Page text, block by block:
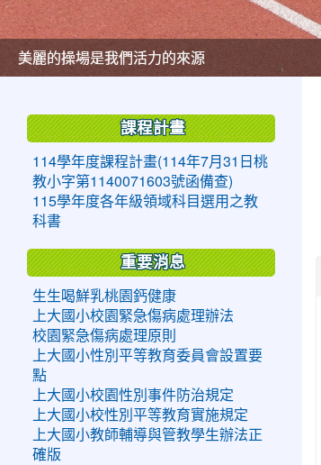
美麗的操場是我們活力的來源
美麗的操場是我們活力的來源
煥然一新的小司令台
煥然一新的小司令台
富含桃園埤塘田園風光意象的中廊
富含桃園埤塘田園風光意象的中廊
嶄新的中庭廣場
嶄新的中庭廣場
水生池生生不息
水生池生生不息
課程計畫
114學年度課程計畫(114年7月31日桃
教小字第1140071603號函備查)
115學年度各年級領域科目選用之教
科書
重要消息
生生喝鮮乳桃園鈣健康
上大國小校園緊急傷病處理辦法
校園緊急傷病處理原則
上大國小性別平等教育委員會設置要
點
上大國小校園性別事件防治規定
上大國小校性別平等教育實施規定
上大國小教師輔導與管教學生辦法正
確版